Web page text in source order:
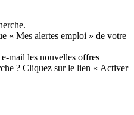
« Mes alertes emploi » de votre
mail les nouvelles offres
? Cliquez sur le lien « Activer